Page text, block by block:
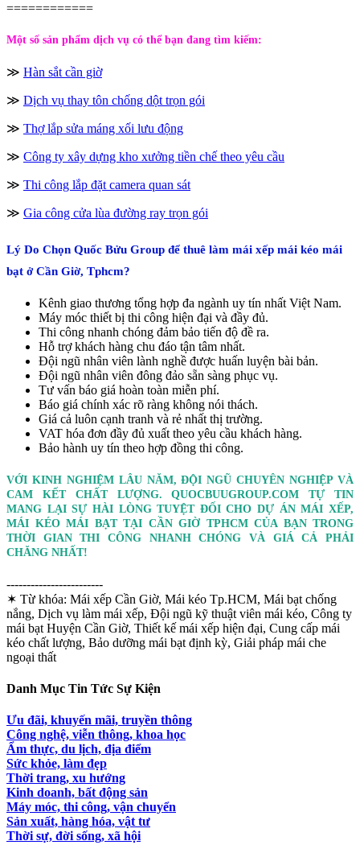
============
Một số sản phẩm dịch vụ có thể bạn đang tìm kiếm:
≫ Hàn sắt cần giờ
≫ Dịch vụ thay tôn chống dột trọn gói
≫ Thợ lắp sửa máng xối lưu động
≫ Công ty xây dựng kho xưởng tiền chế theo yêu cầu
≫ Thi công lắp đặt camera quan sát
≫ Gia công cửa lùa đường ray trọn gói
Lý Do Chọn Quốc Bửu Group để thuê làm mái xếp mái kéo mái
bạt ở Cần Giờ, Tphcm?
Kênh giao thương tổng hợp đa ngành uy tín nhất Việt Nam.
Máy móc thiết bị thi công hiện đại và đầy đủ.
Thi công nhanh chóng đảm bảo tiến độ đề ra.
Hỗ trợ khách hàng chu đáo tận tâm nhất.
Đội ngũ nhân viên lành nghề được huấn luyện bài bản.
Đội ngũ nhân viên đông đảo sẵn sàng phục vụ.
Tư vấn báo giá hoàn toàn miễn phí.
Báo giá chính xác rõ ràng không nói thách.
Giá cả luôn cạnh tranh và rẻ nhất thị trường.
VAT hóa đơn đầy đủ xuất theo yêu cầu khách hàng.
Bảo hành uy tín theo hợp đồng thi công.
VỚI KINH NGHIỆM LÂU NĂM, ĐỘI NGŨ CHUYÊN NGHIỆP VÀ
CAM KẾT CHẤT LƯỢNG. QUOCBUUGROUP.COM TỰ TIN
MANG LẠI SỰ HÀI LÒNG TUYỆT ĐỐI CHO DỰ ÁN MÁI XẾP,
MÁI KÉO MÁI BẠT TẠI CẦN GIỜ TPHCM CỦA BẠN TRONG
THỜI GIAN THI CÔNG NHANH CHÓNG VÀ GIÁ CẢ PHẢI
CHĂNG NHẤT!
------------------------
✶ Từ khóa: Mái xếp Cần Giờ, Mái kéo Tp.HCM, Mái bạt chống
nắng, Dịch vụ làm mái xếp, Đội ngũ kỹ thuật viên mái kéo, Công ty
mái bạt Huyện Cần Giờ, Thiết kế mái xếp hiện đại, Cung cấp mái
kéo chất lượng, Bảo dưỡng mái bạt định kỳ, Giải pháp mái che
ngoại thất
Danh Mục Tin Tức Sự Kiện
Ưu đãi, khuyến mãi, truyền thông
Công nghệ, viễn thông, khoa học
Ẩm thực, du lịch, địa điểm
Sức khỏe, làm đẹp
Thời trang, xu hướng
Kinh doanh, bất động sản
Máy móc, thi công, vận chuyển
Sản xuất, hàng hóa, vật tư
Thời sự, đời sống, xã hội